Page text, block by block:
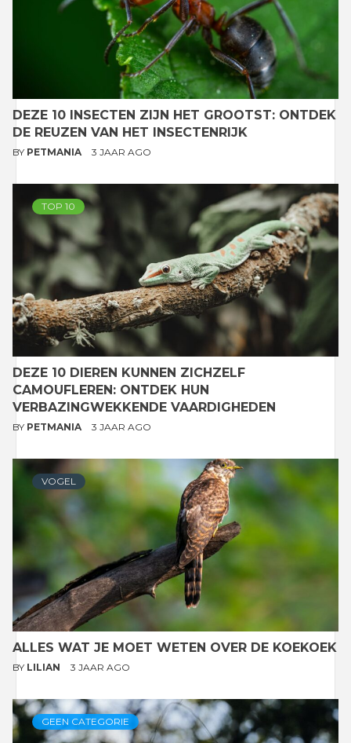
DEZE 10 INSECTEN ZIJN HET GROOTST: ONTDEK
DE REUZEN VAN HET INSECTENRIJK
BY PETMANIA 3 JAAR AGO
TOP 10
DEZE 10 DIEREN KUNNEN ZICHZELF
CAMOUFLEREN: ONTDEK HUN
VERBAZINGWEKKENDE VAARDIGHEDEN
BY PETMANIA 3 JAAR AGO
VOGEL
ALLES WAT JE MOET WETEN OVER DE KOEKOEK
BY LILIAN 3 JAAR AGO
GEEN CATEGORIE